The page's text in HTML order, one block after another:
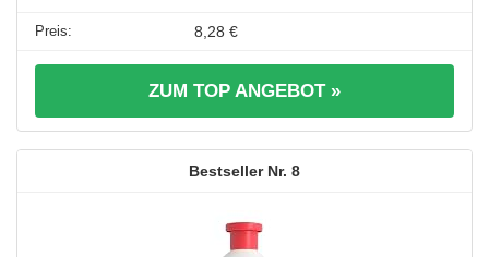
8,28 €
ZUM TOP ANGEBOT »
8